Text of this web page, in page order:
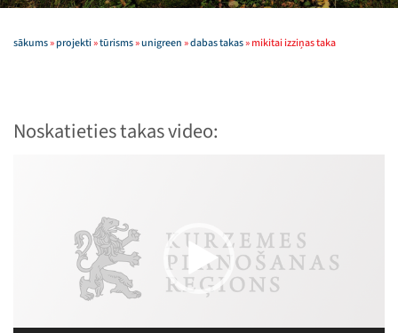
sākums»projekti»tūrisms»unigreen»dabas takas»mikitai izziņas taka
Noskatieties takas video: